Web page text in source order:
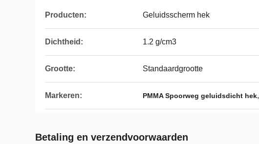
Producten: Geluidsscherm hek
Dichtheid: 1.2 g/cm3
Grootte: Standaardgrootte
Markeren: PMMA Spoorweg geluidsdicht hek,
Betaling en verzendvoorwaarden